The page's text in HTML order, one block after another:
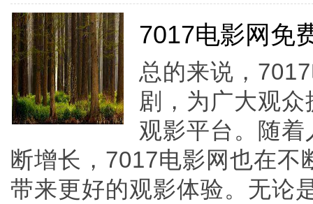
7017电影网免
总的来说，
剧，为广大观
观影平台。随
断增长，7017电影网也在
带来更好的观影体验。无论